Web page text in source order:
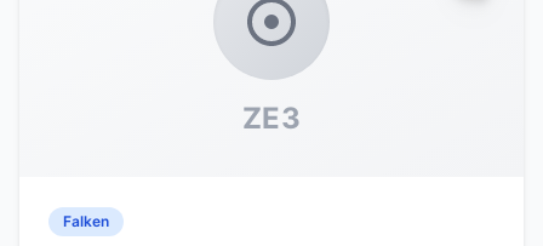
ZE3
Falken